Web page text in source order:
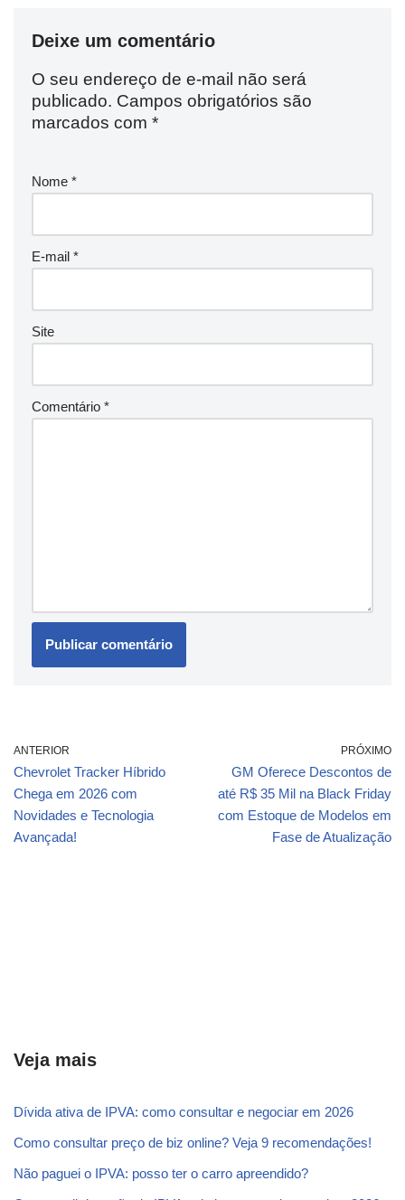
Deixe um comentário
O seu endereço de e-mail não será
publicado. Campos obrigatórios são
marcados com *
Nome *
E-mail *
Site
Comentário *
ANTERIOR
Chevrolet Tracker Híbrido
Chega em 2026 com
Novidades e Tecnologia
Avançada!
PRÓXIMO
GM Oferece Descontos de
até R$ 35 Mil na Black Friday
com Estoque de Modelos em
Fase de Atualização
Veja mais
Dívida ativa de IPVA: como consultar e negociar em 2026
Como consultar preço de biz online? Veja 9 recomendações!
Não paguei o IPVA: posso ter o carro apreendido?